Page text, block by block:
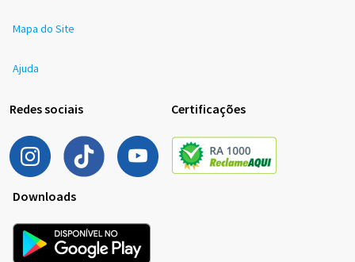
Mapa do Site
Ajuda
Redes sociais Certificações
Downloads